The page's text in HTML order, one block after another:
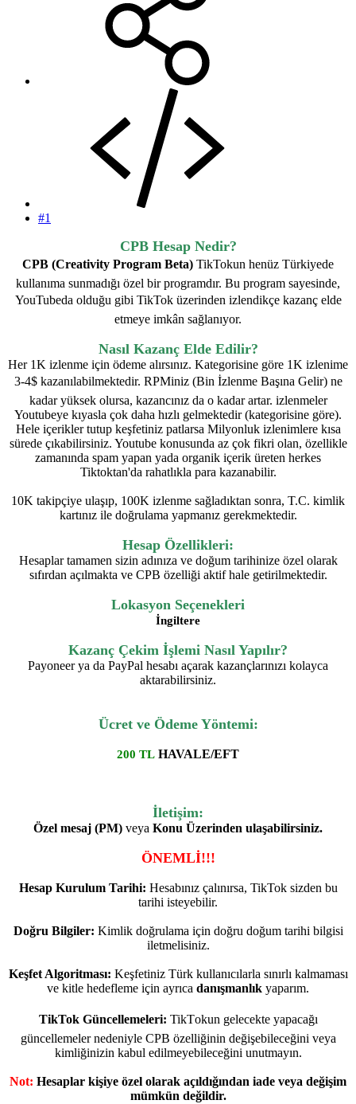
#1
CPB Hesap Nedir?
CPB (Creativity Program Beta) TikTokun henüz Türkiyede
kullanıma sunmadığı özel bir programdır. Bu program sayesinde,
YouTubeda olduğu gibi TikTok üzerinden izlendikçe kazanç elde
etmeye imkân sağlanıyor.
Nasıl Kazanç Elde Edilir?
Her 1K izlenme için ödeme alırsınız. Kategorisine göre 1K izlenime
3-4$ kazanılabilmektedir. RPMiniz (Bin İzlenme Başına Gelir) ne
kadar yüksek olursa, kazancınız da o kadar artar. izlenmeler
Youtubeye kıyasla çok daha hızlı gelmektedir (kategorisine göre).
Hele içerikler tutup keşfetiniz patlarsa Milyonluk izlenimlere kısa
sürede çıkabilirsiniz. Youtube konusunda az çok fikri olan, özellikle
zamanında spam yapan yada organik içerik üreten herkes
Tiktoktan'da rahatlıkla para kazanabilir.
10K takipçiye ulaşıp, 100K izlenme sağladıktan sonra, T.C. kimlik
kartınız ile doğrulama yapmanız gerekmektedir.
Hesap Özellikleri:
Hesaplar tamamen sizin adınıza ve doğum tarihinize özel olarak
sıfırdan açılmakta ve CPB özelliği aktif hale getirilmektedir.
Lokasyon Seçenekleri
İngiltere
Kazanç Çekim İşlemi Nasıl Yapılır?
Payoneer ya da PayPal hesabı açarak kazançlarınızı kolayca
aktarabilirsiniz.
Ücret ve Ödeme Yöntemi:
200 TL HAVALE/EFT
İletişim:
Özel mesaj (PM) veya Konu Üzerinden ulaşabilirsiniz.
ÖNEMLİ!!!
Hesap Kurulum Tarihi: Hesabınız çalınırsa, TikTok sizden bu
tarihi isteyebilir.
Doğru Bilgiler: Kimlik doğrulama için doğru doğum tarihi bilgisi
iletmelisiniz.
Keşfet Algoritması: Keşfetiniz Türk kullanıcılarla sınırlı kalmaması
ve kitle hedefleme için ayrıca danışmanlık yaparım.
TikTok Güncellemeleri: TikTokun gelecekte yapacağı
güncellemeler nedeniyle CPB özelliğinin değişebileceğini veya
kimliğinizin kabul edilmeyebileceğini unutmayın.
Not: Hesaplar kişiye özel olarak açıldığından iade veya değişim
mümkün değildir.